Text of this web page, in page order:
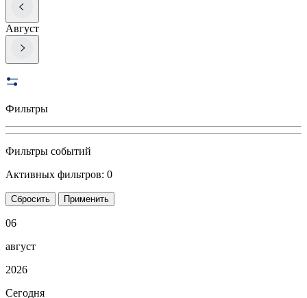
Август
Фильтры
Фильтры событий
Активных фильтров: 0
Сбросить Применить
06
август
2026
Сегодня